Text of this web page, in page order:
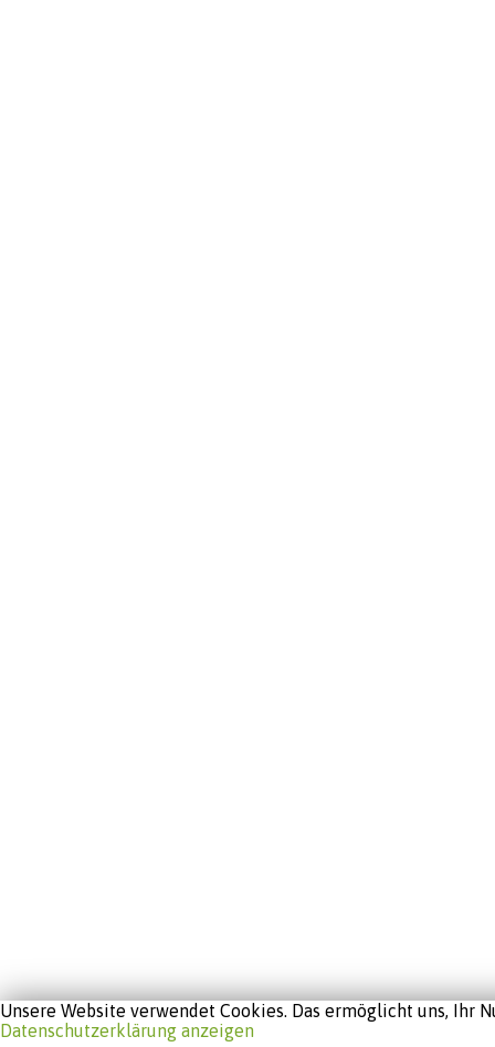
Unsere Website verwendet Cookies. Das ermöglicht uns,
Datenschutzerklärung anzeigen